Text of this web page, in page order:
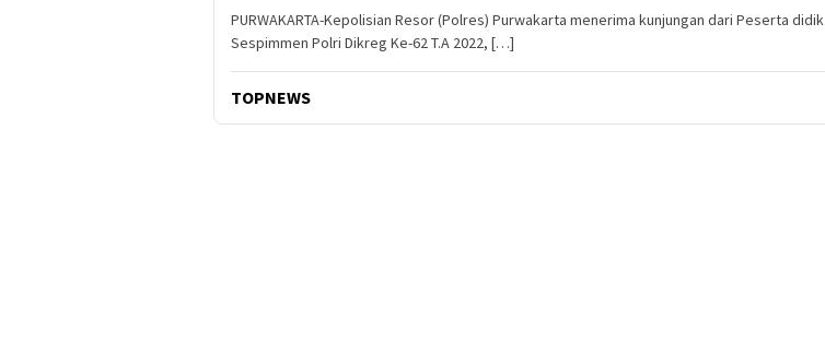
PURWAKARTA-Kepolisian Resor (Polres) Purwakarta menerima kunjungan dari Peserta didik
Sespimmen Polri Dikreg Ke-62 T.A 2022, […]
TOPNEWS